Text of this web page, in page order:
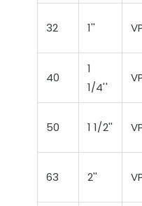
32 1''
40
1
1/4''
50 1 1/2''
63 2''